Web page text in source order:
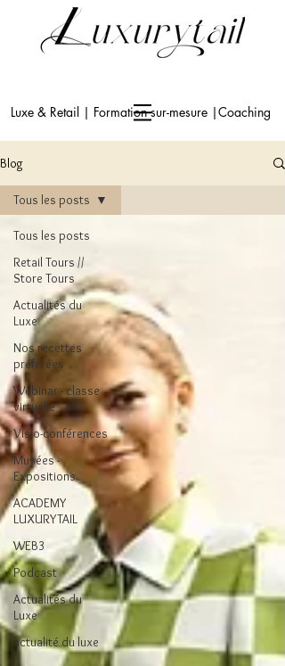
Luxe & Retail | Formation sur-mesure |Coaching
Blog
Tous les posts
Retail Tours //
Store Tours
Actualités du
Luxe
Nos recettes
préférées
Webinar - classe
virtuelle
Visio-conférences
Musées -
Expositions
ACADEMY
LUXURYTAIL
WEB3
Podcast
Actualités du
Luxe
actualité du luxe
Tous les posts